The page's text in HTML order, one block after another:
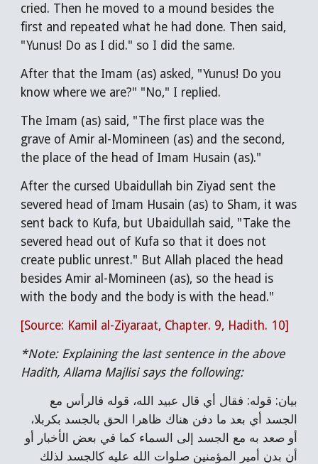
cried. Then he moved to a mound besides the
first and repeated what he had done. Then said,
"Yunus! Do as I did." so I did the same.
After that the Imam (as) asked, "Yunus! Do you
know where we are?" "No," I replied.
The Imam (as) said, "The first place was the
grave of Amir al-Momineen (as) and the second,
the place of the head of Imam Husain (as)."
After the cursed Ubaidullah bin Ziyad sent the
severed head of Imam Husain (as) to Sham, it was
sent back to Kufa, but Ubaidullah said, "Take the
severed head out of Kufa so that it does not
create public unrest." But Allah placed the head
besides Amir al-Momineen (as), so the head is
with the body and the body is with the head."
[Source: Kamil al-Ziyaraat, Chapter. 9, Hadith. 10]
*Note: Explaining the last sentence in the above
Hadith, Allama Majlisi says the following:
بيان: قوله: فقال أي قال عبيد الله، قوله فالرأس مع
الجسد أي بعد ما دفن هناك ظاهرا الحق بالجسد بكربلا،
أو صعد به مع الجسد إلى السماء كما في بعض الأخبار أو
أن بدن أمير المؤمنين صلوات الله عليه كالجسد لذلك